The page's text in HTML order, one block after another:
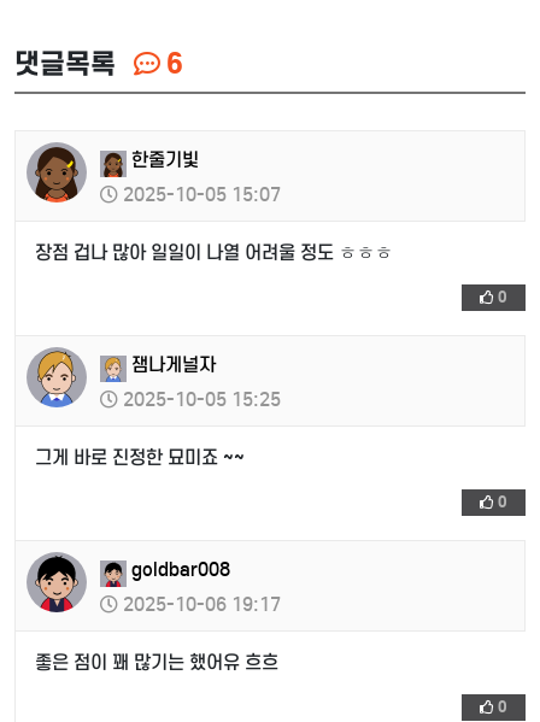
댓글목록 6
한줄기빛
2025-10-05 15:07
장점 겁나 많아 일일이 나열 어려울 정도 ㅎㅎㅎ
0
잼나게널자
2025-10-05 15:25
그게 바로 진정한 묘미죠 ~~
0
goldbar008
2025-10-06 19:17
좋은 점이 꽤 많기는 했어유 흐흐
0